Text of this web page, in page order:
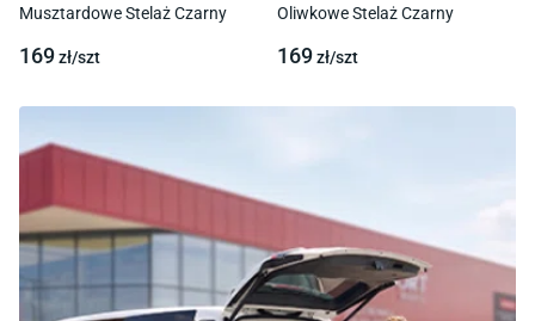
Musztardowe Stelaż Czarny
169zł/szt
Oliwkowe Stelaż Czarny
169zł/szt